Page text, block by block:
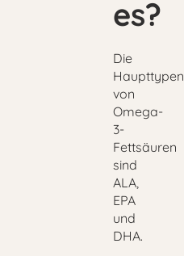
es?
Die
Haupttypen
von
Omega-
3-
Fettsäuren
sind
ALA,
EPA
und
DHA.